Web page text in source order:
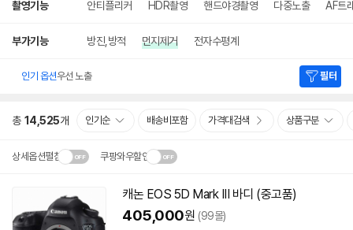
촬영기능 안티플리커 HDR촬영 핸드야경촬영 다중노출 AF트
부가기능 방진,방적 먼지제거 전자수평계
인기 옵션우선 노출 필터
총 14,525개 인기순 배송비포함 가격대검색 상품구분
상세옵션펼침 쿠팡와우할인
설치 환경·지역에 따라
배송·설치비가 달라집니다.
기
캐논 EOS 5D Mark III 바디 (중고품)
405,000원 (99몰)